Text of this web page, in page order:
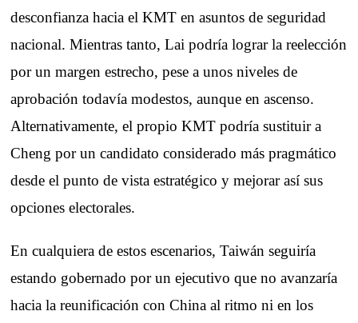
desconfianza hacia el KMT en asuntos de seguridad
nacional. Mientras tanto, Lai podría lograr la reelección
por un margen estrecho, pese a unos niveles de
aprobación todavía modestos, aunque en ascenso.
Alternativamente, el propio KMT podría sustituir a
Cheng por un candidato considerado más pragmático
desde el punto de vista estratégico y mejorar así sus
opciones electorales.
En cualquiera de estos escenarios, Taiwán seguiría
estando gobernado por un ejecutivo que no avanzaría
hacia la reunificación con China al ritmo ni en los